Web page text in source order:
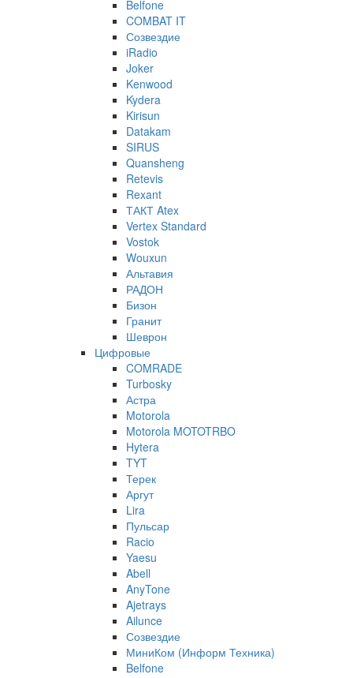
Belfone
COMBAT IT
Созвездие
iRadio
Joker
Kenwood
Kydera
Kirisun
Datakam
SIRUS
Quansheng
Retevis
Rexant
ТАКТ Atex
Vertex Standard
Vostok
Wouxun
Альтавия
РАДОН
Бизон
Гранит
Шеврон
Цифровые
COMRADE
Turbosky
Астра
Motorola
Motorola MOTOTRBO
Hytera
TYT
Терек
Аргут
Lira
Пульсар
Racio
Yaesu
Abell
AnyTone
Ajetrays
Ailunce
Созвездие
МиниКом (Информ Техника)
Belfone